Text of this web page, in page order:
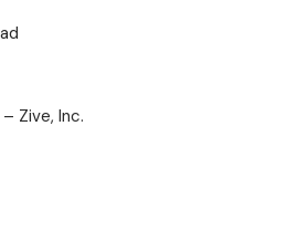
Zive, Inc.